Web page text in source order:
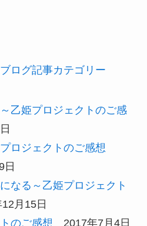
ログ記事カテゴリー
乙姫プロジェクトのご感
ロジェクトのご感想
なる～乙姫プロジェクト
月15日
のご感想 2017年7月4日